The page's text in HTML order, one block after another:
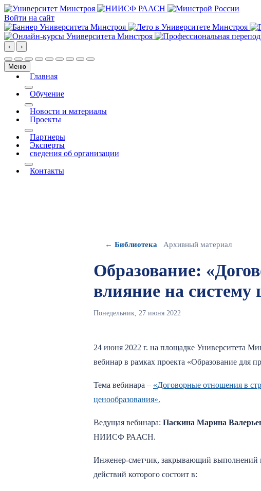
Войти на сайт
‹ ›
Меню
Главная
More about: Главная
Обучение
More about: Обучение
Новости и материалы
Проекты
More about: Проекты
Партнеры
Эксперты
сведения об организации
More about: сведения об организации
Контакты
← Библиотека Архивный материал
Образование:
влияние на систему
Понедельник, 27 июня 2022
24 июня 2022 г. на площадке Университета
вебинар в рамках проекта «Образование для
Тема вебинара – «Договорные отношения в
ценообразования».
Ведущая вебинара: Паскина Марина
НИИСФ РААСН.
Инженер-сметчик, закрывающий выполнений
действий которого состоит в: